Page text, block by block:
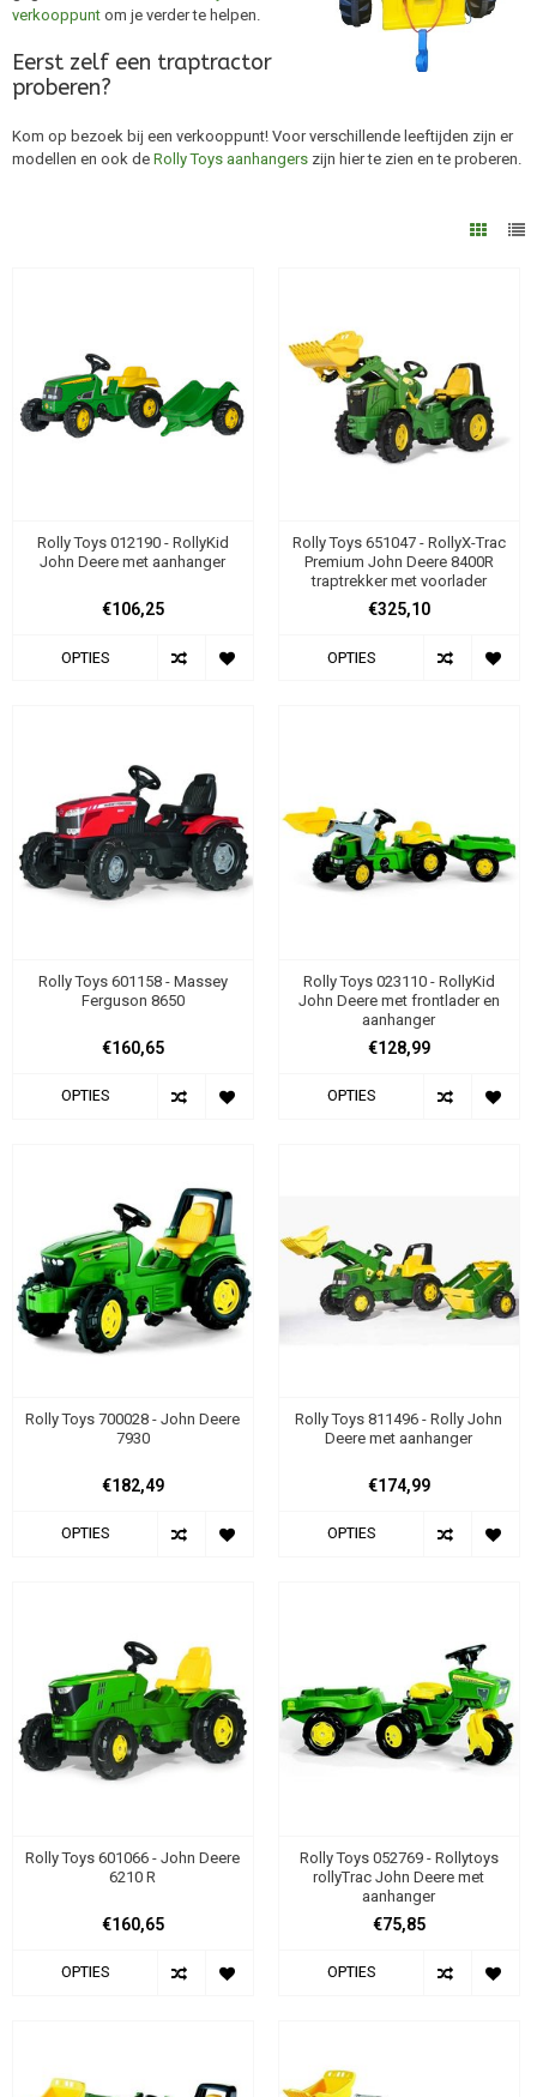
verkooppunt om je verder te helpen.
Eerst zelf een traptractor
proberen?
Kom op bezoek bij een verkooppunt! Voor verschillende leeftijden zijn er
modellen en ook de Rolly Toys aanhangers zijn hier te zien en te proberen.
Rolly Toys 012190 - RollyKid
John Deere met aanhanger
€106,25
OPTIES
Rolly Toys 651047 - RollyX-Trac
Premium John Deere 8400R
traptrekker met voorlader
€325,10
OPTIES
Rolly Toys 601158 - Massey
Ferguson 8650
€160,65
OPTIES
Rolly Toys 023110 - RollyKid
John Deere met frontlader en
aanhanger
€128,99
OPTIES
Rolly Toys 700028 - John Deere
7930
€182,49
OPTIES
Rolly Toys 811496 - Rolly John
Deere met aanhanger
€174,99
OPTIES
Rolly Toys 601066 - John Deere
6210 R
€160,65
OPTIES
Rolly Toys 052769 - Rollytoys
rollyTrac John Deere met
aanhanger
€75,85
OPTIES